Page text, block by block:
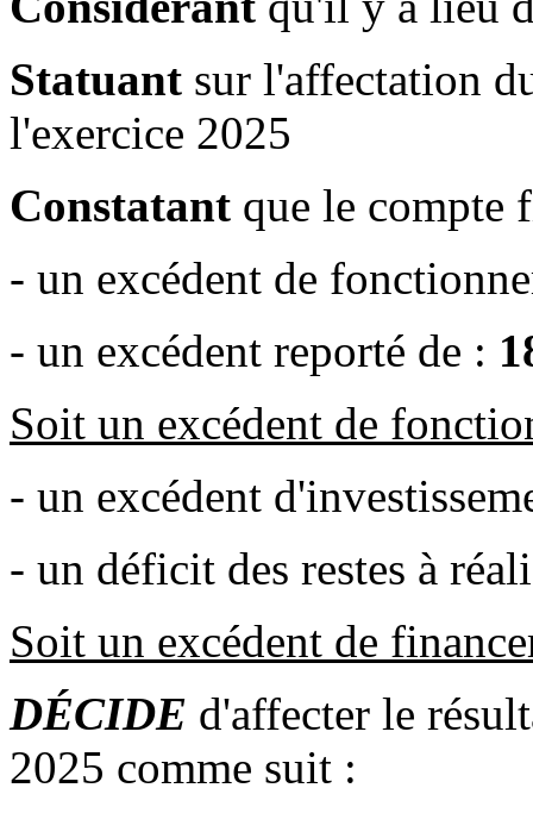
Statuant sur l'affectation
l'exercice 2025
Constatant que le compte
- un excédent de
- un excédent reporté de :
Soit un excédent de
- un excédent
- un déficit des restes à
Soit un excédent de
DÉCIDE d'affecter le
2025 comme suit :